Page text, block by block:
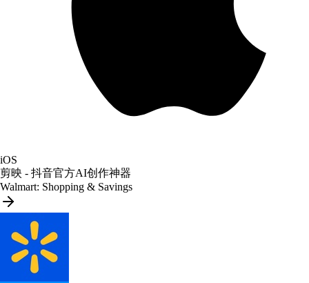
iOS
剪映 - 抖音官方AI创作神器
Walmart: Shopping & Savings